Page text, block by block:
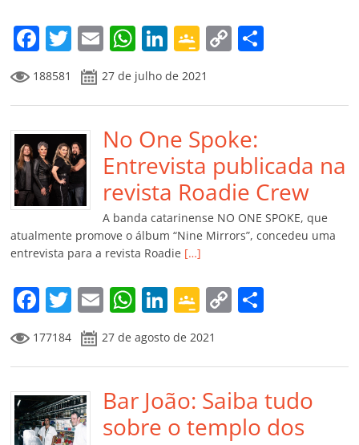
m
F
a
c
e
b
o
o
k
T
w
itt
er
E
m
ai
l
W
h
at
s
A
p
p
Li
n
k
e
dI
n
G
o
o
gl
e
Cl
a
ss
ro
o
m
C
y
Li
n
k
p
til
h
ar
188581 27 de julho de 2021
No One Spoke:
Entrevista publicada na
revista Roadie Crew
A banda catarinense NO ONE SPOKE, que
atualmente promove o álbum “Nine Mirrors”, concedeu uma
entrevista para a revista Roadie […]
F
a
c
e
b
o
T
w
itt
er
E
m
ai
l
W
at
s
A
p
Li
n
k
e
dI
n
G
o
o
gl
e
Cl
C
y
Li
n
p
ar
til
177184 27 de agosto de 2021
Bar João: Saiba tudo
sobre o templo dos